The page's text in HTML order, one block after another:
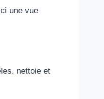
une vue
nettoie et